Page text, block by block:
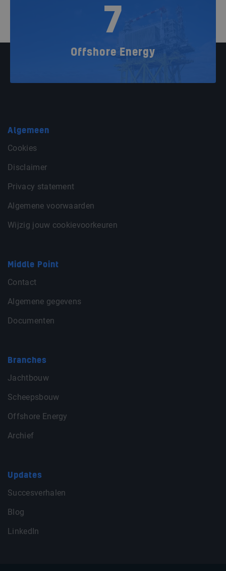
7
Offshore Energy
Algemeen
Cookies
Disclaimer
Privacy statement
Algemene voorwaarden
Wijzig jouw cookievoorkeuren
Middle Point
Contact
Algemene gegevens
Documenten
Branches
Jachtbouw
Scheepsbouw
Offshore Energy
Archief
Updates
Succesverhalen
Blog
LinkedIn